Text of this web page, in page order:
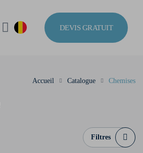
DEVIS GRATUIT
Accueil Catalogue Chemises
Filtres